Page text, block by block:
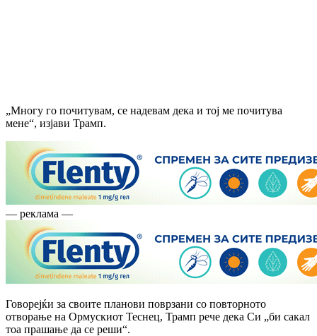
„Многу го почитувам, се надевам дека и тој ме почитува
мене“, изјави Трамп.
— реклама —
Говорејќи за своите планови поврзани со повторното
отворање на Ормускиот Теснец, Трамп рече дека Си „би сакал
тоа прашање да се реши“.